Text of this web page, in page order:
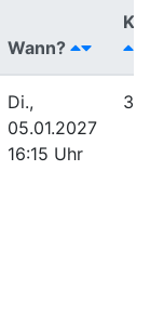
Wann?
Di.,
05.01.2027
16:15 Uhr